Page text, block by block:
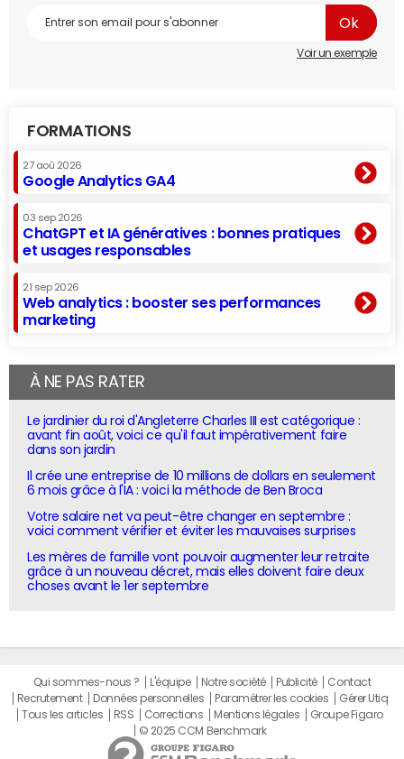
Voir un exemple
FORMATIONS
27 aoû 2026
Google Analytics GA4
03 sep 2026
ChatGPT et IA génératives : bonnes pratiques
et usages responsables
21 sep 2026
Web analytics : booster ses performances
marketing
À NE PAS RATER
Le jardinier du roi d'Angleterre Charles III est catégorique :
avant fin août, voici ce qu'il faut impérativement faire
dans son jardin
Il crée une entreprise de 10 millions de dollars en seulement
6 mois grâce à l'IA : voici la méthode de Ben Broca
Votre salaire net va peut-être changer en septembre :
voici comment vérifier et éviter les mauvaises surprises
Les mères de famille vont pouvoir augmenter leur retraite
grâce à un nouveau décret, mais elles doivent faire deux
choses avant le 1er septembre
Qui sommes-nous ? L'équipe Notre société Publicité
Contact
Recrutement
Données personnelles Paramétrer les cookies
Gérer Utiq
Tous les articles
RSS Corrections Mentions légales
Groupe Figaro
© 2025 CCM Benchmark